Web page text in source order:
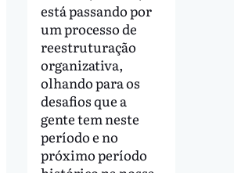
está passando por
um processo de
reestruturação
organizativa,
olhando para os
desafios que a
gente tem neste
período e no
próximo período